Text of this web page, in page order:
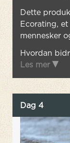
Dette
Ecorating,
mennesker
Hvordan
Les mer
Dag 4